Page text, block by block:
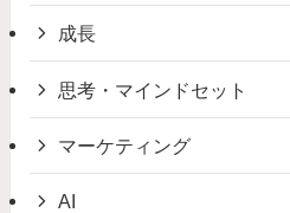
成長
思考・マインドセット
マーケティング
AI